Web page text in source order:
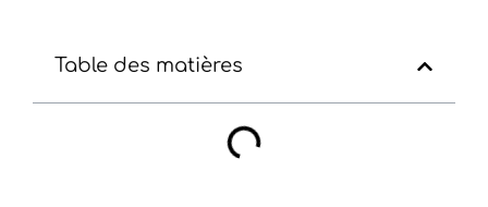
Table des matières